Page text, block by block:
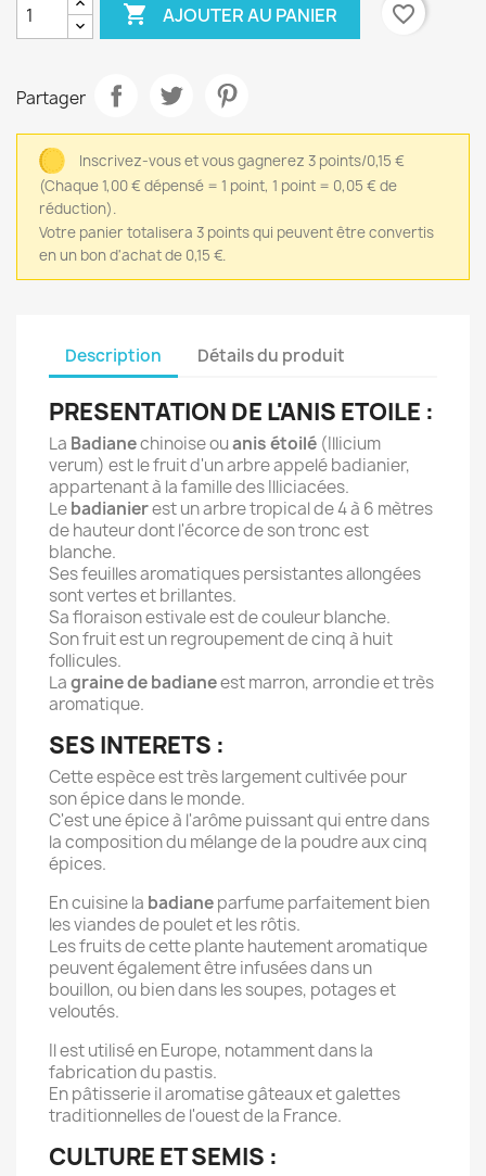
 AJOUTER AU PANIER favorite_border
Partager
Inscrivez-vous et vous gagnerez 3 points/0,15 €
(Chaque 1,00 € dépensé = 1 point, 1 point = 0,05 € de
réduction).
Votre panier totalisera 3 points qui peuvent être convertis
en un bon d'achat de 0,15 €.
Description Détails du produit
PRESENTATION DE L'ANIS ETOILE :
La Badianechinoise ouanis étoilé (Illicium
verum) est le fruit d'un arbre appelé badianier,
appartenant à la famille des Illiciacées.
Lebadianierest un arbre tropical de 4 à 6 mètres
de hauteur dont l'écorce de son tronc est
blanche.
Ses feuilles aromatiques persistantes allongées
sont vertes et brillantes.
Sa floraison estivale est de couleur blanche.
Son fruit est un regroupement de cinq à huit
follicules.
Lagraine de badianeest marron, arrondie et très
aromatique.
SES INTERETS :
Cette espèce est très largement cultivée pour
son épice dans le monde.
C'est une épice à l'arôme puissant qui entre dans
la composition du mélange de la poudre aux cinq
épices.
En cuisine la badianeparfume parfaitement bien
les viandes de poulet et les rôtis.
Les fruits de cette plante hautement aromatique
peuvent également être infusées dans un
bouillon, ou bien dans les soupes, potages et
veloutés.
Il est utilisé en Europe, notamment dans la
fabrication du pastis.
En pâtisserie il aromatise gâteaux et galettes
traditionnelles de l'ouest de la France.
CULTURE ET SEMIS :